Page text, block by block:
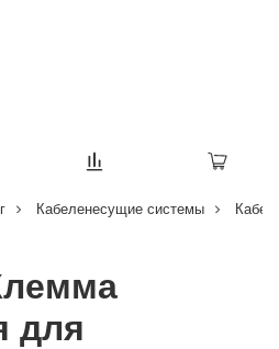
Кабеленесущие системы
для